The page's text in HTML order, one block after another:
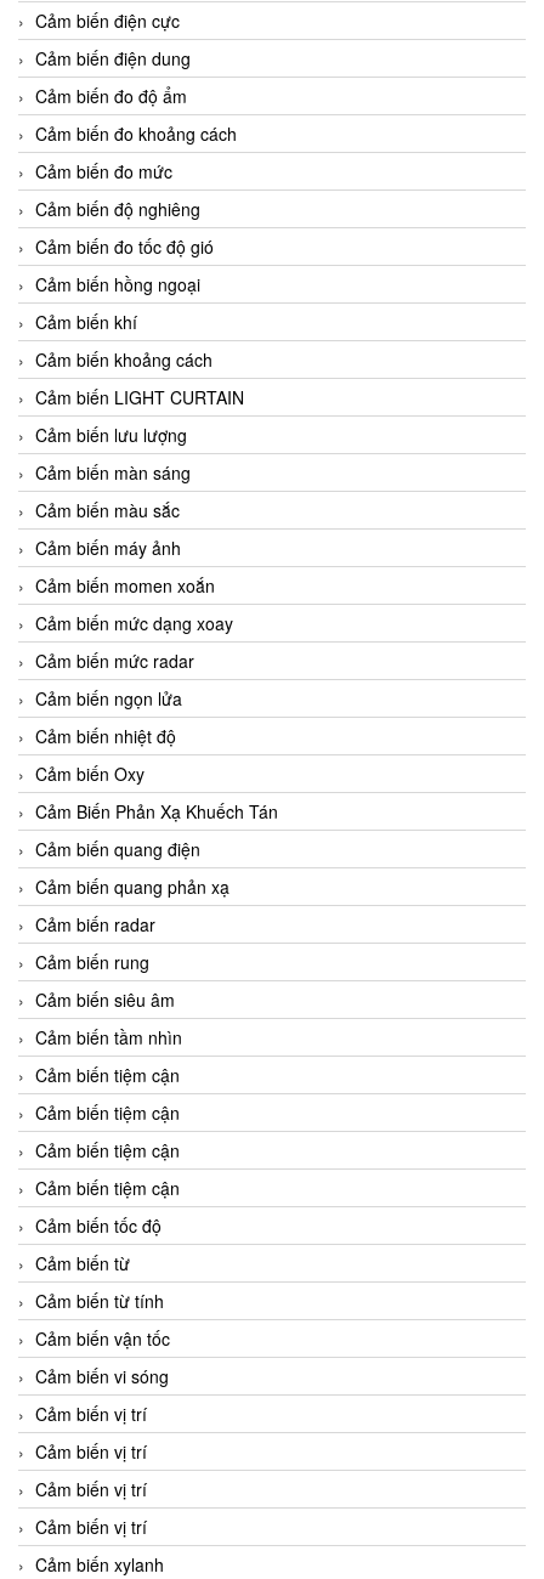
Cảm biến điện cực
Cảm biến điện dung
Cảm biến đo độ ẩm
Cảm biến đo khoảng cách
Cảm biến đo mức
Cảm biến độ nghiêng
Cảm biến đo tốc độ gió
Cảm biến hồng ngoại
Cảm biến khí
Cảm biến khoảng cách
Cảm biến LIGHT CURTAIN
Cảm biến lưu lượng
Cảm biến màn sáng
Cảm biến màu sắc
Cảm biến máy ảnh
Cảm biến momen xoắn
Cảm biến mức dạng xoay
Cảm biến mức radar
Cảm biến ngọn lửa
Cảm biến nhiệt độ
Cảm biến Oxy
Cảm Biến Phản Xạ Khuếch Tán
Cảm biến quang điện
Cảm biến quang phản xạ
Cảm biến radar
Cảm biến rung
Cảm biến siêu âm
Cảm biến tầm nhìn
Cảm biến tiệm cận
Cảm biến tiệm cận
Cảm biến tiệm cận
Cảm biến tiệm cận
Cảm biến tốc độ
Cảm biến từ
Cảm biến từ tính
Cảm biến vận tốc
Cảm biến vi sóng
Cảm biến vị trí
Cảm biến vị trí
Cảm biến vị trí
Cảm biến vị trí
Cảm biến xylanh